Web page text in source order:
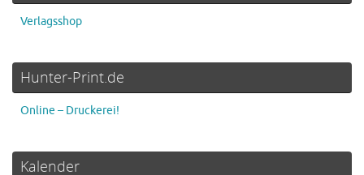
Verlagsshop
Hunter-Print.de
Online – Druckerei!
Kalender